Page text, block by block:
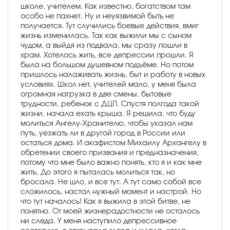
школе, учителем. Как известно, богатством там
особо не пахнет. Ну и неуязвимой быть не
получается. Тут случились боевые действия, вмиг
жизнь изменилась. Так как выжили мы с сыном
чудом, а выйдя из подвала, мы сразу пошли в
храм. Хотелось жить, все депрессии прошли. Я
была на большом душевном подъёме. Но потом
пришлось налаживать жизнь, быт и работу в новых
условиях. Школ нет, учителей мало, у меня была
огромная нагрузка в две смены, бытовые
трудности, ребенок с ДЦП. Спустя полгода такой
жизни, начала ехать крыша. Я решила, что буду
молиться Ангелу-Хранителю, чтобы указал нам
путь, уезжать ли в другой город в России или
остаться дома. И акафистом Михаилу Архангелу в
обретении своего призвания и предназначения,
потому что мне было важно понять, кто я и как мне
жить. До этого я пыталась молиться так, но
бросала. Не шло, и все тут. А тут само собой все
сложилось, настал нужный момент и настрой. Но
что тут началось! Как я выжила в этой битве, не
понятно. От моей жизнерадостности не осталось
ни следа. У меня наступило депрессивное